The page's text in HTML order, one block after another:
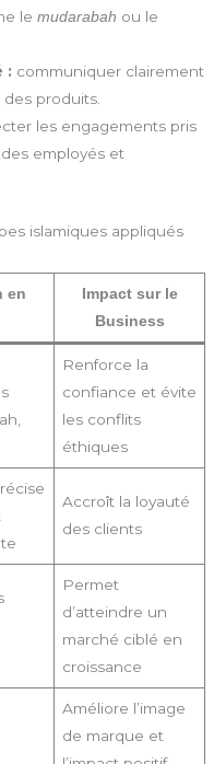
lemudarabah ou le
: communiquer clairement
produits.
les engagements pris
employés et
islamiques appliqués
en
Impact sur le
Business
Renforce la
confiance et évite
les conflits
éthiques
Accroît la loyauté
des clients
Permet
d’atteindre un
marché ciblé en
croissance
Améliore l’image
de marque et